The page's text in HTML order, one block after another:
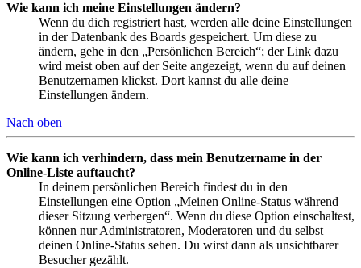
Wie kann ich meine Einstellungen ändern?
Wenn du dich registriert hast, werden alle deine Einstellungen
in der Datenbank des Boards gespeichert. Um diese zu
ändern, gehe in den „Persönlichen Bereich“; der Link dazu
wird meist oben auf der Seite angezeigt, wenn du auf deinen
Benutzernamen klickst. Dort kannst du alle deine
Einstellungen ändern.
Nach oben
Wie kann ich verhindern, dass mein Benutzername in der
Online-Liste auftaucht?
In deinem persönlichen Bereich findest du in den
Einstellungen eine Option „Meinen Online-Status während
dieser Sitzung verbergen“. Wenn du diese Option einschaltest,
können nur Administratoren, Moderatoren und du selbst
deinen Online-Status sehen. Du wirst dann als unsichtbarer
Besucher gezählt.